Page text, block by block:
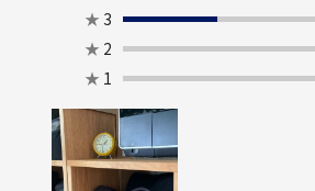
★ 3
★ 2
★ 1